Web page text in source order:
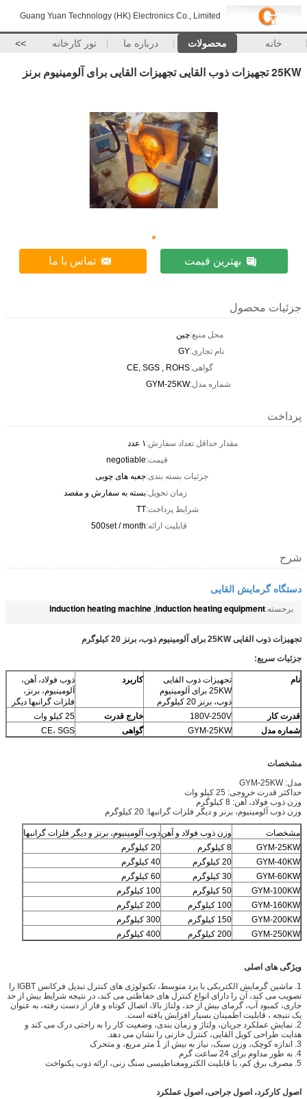
Guang Yuan Technology (HK) Electronics Co., Limited
خانه محصولات درباره ما تور کارخانه >>
25KW تجهیزات ذوب القایی تجهیزات القایی برای آلومینیوم برنز
بهترین قیمت تماس با ما
جزئیات محصول
محل منبع:چین
نام تجاری:GY
گواهی:CE, SGS , ROHS
شماره مدل:GYM-25KW
پرداخت
مقدار حداقل تعداد سفارش:۱ عدد
قیمت:negotiable
جزئیات بسته بندی:جعبه های چوبی
زمان تحویل:بسته به سفارش و مقصد
شرایط پرداخت:TT
قابلیت ارائه:500set / month
شرح
دستگاه گرمایش القایی
برجسته:induction heating equipment
,
induction heating machine
تجهیزات ذوب القایی 25KW برای آلومینیوم ذوب، برنز 20 کیلوگرم
جزئیات سریع:
نام
تجهیزات ذوب القایی
25KW برای آلومینیوم
ذوب، برنز 20 کیلوگرم
کاربرد
ذوب فولاد، آهن،
آلومینیوم، برنز،
فلزات گرانبها دیگر
قدرت کار
180V-250V خارج قدرت
25 کیلو وات
شماره مدل
GYM-25KW گواهی CE، SGS
مشخصات
مدل: GYM-25KW
حداکثر قدرت خروجی: 25 کیلو وات
وزن ذوب فولاد، آهن: 8 کیلوگرم
وزن ذوب آلومینیوم، برنز و دیگر فلزات گرانبها: 20 کیلوگرم
مشخصات وزن ذوب فولاد و آهنذوب آلومینیوم، برنز و دیگر فلزات گرانبها
GYM-25KW
8 کیلوگرم
20 کیلوگرم
GYM-40KW
20 کیلوگرم
40 کیلوگرم
GYM-60KW
30 کیلوگرم
60 کیلوگرم
GYM-100KW
50 کیلوگرم
100 کیلوگرم
GYM-160KW
100 کیلوگرم
200 کیلوگرم
GYM-200KW
150 کیلوگرم
300 کیلوگرم
GYM-250KW
200 کیلوگرم 400 کیلوگرم
ویژگی های اصلی
1. ماشین گرمایش الکتریکی با برد متوسط، تکنولوژی های کنترل تبدیل فرکانس IGBT را
تصویب می کند، آن را دارای انواع کنترل های حفاظتی می کند، در نتیجه شرایط بیش از حد
جاری، کمبود آب، گرمای بیش از حد، ولتاژ بالا، اتصال کوتاه و فاز از دست رفته، به عنوان
یک نتیجه ، قابلیت اطمینان بسیار افزایش یافته است.
2. نمایش عملکرد جریان، ولتاژ و زمان بندی، وضعیت کار را به راحتی درک می کند و
هدایت طراحی کویل القایی، کنترل خازنی را نشان می دهد.
3. اندازه کوچک، وزن سبک، نیاز به بیش از 1 متر مربع، و متحرک
4. به طور مداوم برای 24 ساعت گرم
5. مصرف برق کم، با قابلیت الکترومغناطیسی سنگ زنی، ارائه ذوب یکنواخت
اصول کارکرد، اصول جراحی، اصول عملکرد